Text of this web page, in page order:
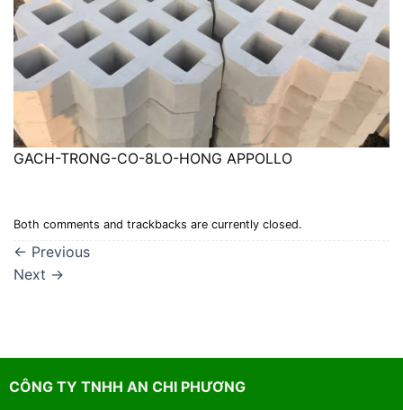
GACH-TRONG-CO-8LO-HONG APPOLLO
Both comments and trackbacks are currently closed.
← Previous
Next →
CÔNG TY TNHH AN CHI PHƯƠNG